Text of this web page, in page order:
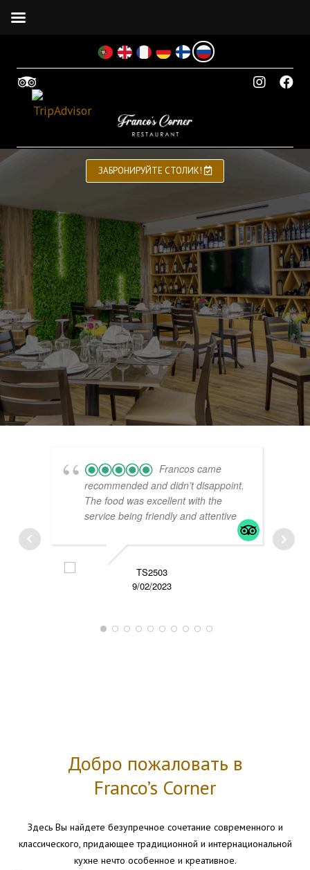
ЗАБРОНИРУЙТЕ СТОЛИК!
Francos came
recommended and didn’t disappoint.
The food was excellent with the
service being friendly and attentive
TS2503
9/02/2023
Добро пожаловать в
Franco’s Corner
Здесь Вы найдете безупречное сочетание современного и
классического, придающее традиционной и интернациональной
кухне нечто особенное и креативное.